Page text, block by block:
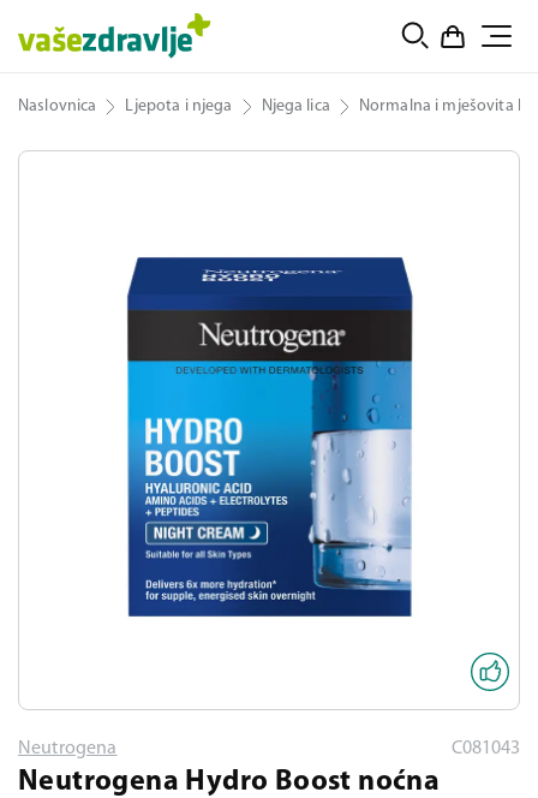
Naslovnica Ljepota i njega Njega lica Normalna i mješovita
Neutrogena C081043
Neutrogena Hydro Boost noćna